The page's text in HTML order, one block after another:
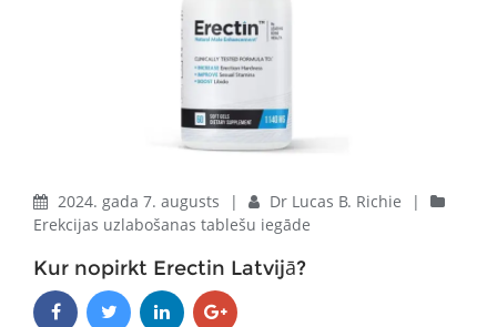
2024. gada 7. augusts | Dr Lucas B. Richie
|
Erekcijas uzlabošanas tablešu iegāde
Kur nopirkt Erectin Latvijā?